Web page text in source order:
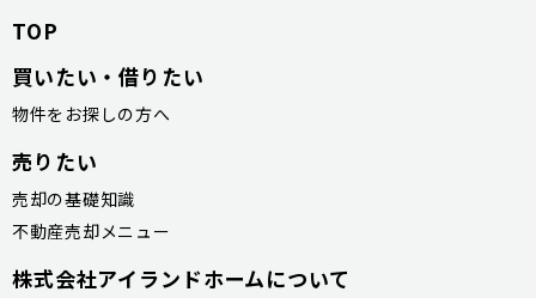
TOP
買いたい・借りたい
物件をお探しの方へ
売りたい
売却の基礎知識
不動産売却メニュー
株式会社アイランドホームについて